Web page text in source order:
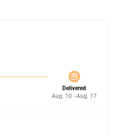
Delivered
Aug. 10 - Aug. 17